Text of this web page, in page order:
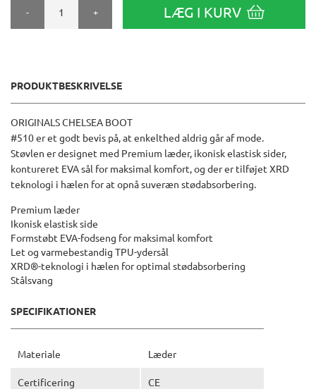
- + LÆG I KURV
PRODUKTBESKRIVELSE
ORIGINALS CHELSEA BOOT
#510 er et godt bevis på, at enkelthed aldrig går af mode.
Støvlen er designet med Premium læder, ikonisk elastisk sider,
kontureret EVA sål for maksimal komfort, og der er tilføjet XRD
teknologi i hælen for at opnå suveræn stødabsorbering.
Premium læder
Ikonisk elastisk side
Formstøbt EVA-fodseng for maksimal komfort
Let og varmebestandig TPU-ydersål
XRD®-teknologi i hælen for optimal stødabsorbering
Stålsvang
SPECIFIKATIONER
Materiale Læder
Certificering CE